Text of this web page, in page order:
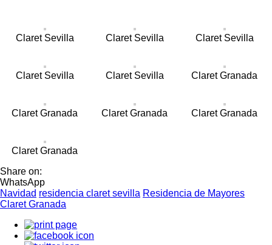
Claret Sevilla Claret Sevilla Claret Sevilla
Claret Sevilla Claret Sevilla Claret Granada
Claret Granada Claret Granada Claret Granada
Claret Granada
Share on:
WhatsApp
Navidad residencia claret sevilla Residencia de Mayores
Claret Granada